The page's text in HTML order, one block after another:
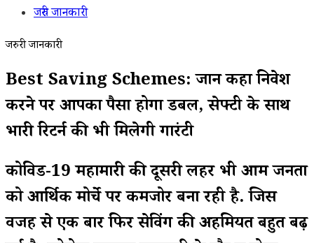
जरुरी जानकारी
जरुरी जानकारी
Best Saving Schemes: जानें कहा निवेश
करने पर आपका पैसा होगा डबल, सेफ्टी के साथ
भारी रिटर्न की भी मिलेगी गारंटी
कोविड-19 महामारी की दूसरी लहर भी आम जनता
को आर्थिक मोर्चे पर कमजोर बना रही है. जिस
वजह से एक बार फिर सेविंग की अहमियत बहुत बढ़